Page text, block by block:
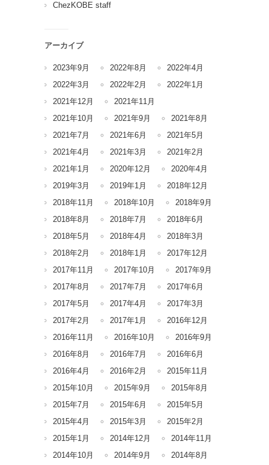
ChezKOBE staff
アーカイブ
2023年9月 2022年8月
2022年4月
2022年3月
2022年2月
2022年1月
2021年12月
2021年11月
2021年10月
2021年9月
2021年8月
2021年7月
2021年6月
2021年5月
2021年4月
2021年3月
2021年2月
2021年1月
2020年12月
2020年4月
2019年3月
2019年1月
2018年12月
2018年11月
2018年10月
2018年9月
2018年8月
2018年7月
2018年6月
2018年5月
2018年4月
2018年3月
2018年2月
2018年1月
2017年12月
2017年11月
2017年10月
2017年9月
2017年8月
2017年7月
2017年6月
2017年5月
2017年4月
2017年3月
2017年2月
2017年1月
2016年12月
2016年11月
2016年10月
2016年9月
2016年8月
2016年7月
2016年6月
2016年4月
2016年2月
2015年11月
2015年10月
2015年9月
2015年8月
2015年7月
2015年6月
2015年5月
2015年4月
2015年3月
2015年2月
2015年1月
2014年12月
2014年11月
2014年10月
2014年9月
2014年8月